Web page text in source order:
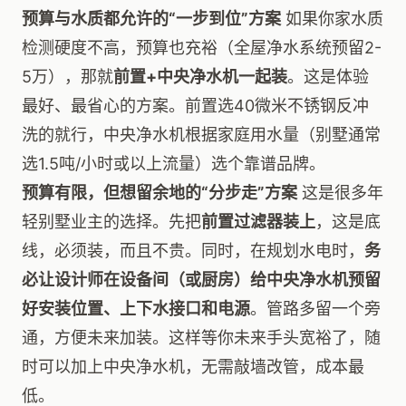
预算与水质都允许的“一步到位”方案 如果你家水质
检测硬度不高，预算也充裕（全屋净水系统预留2-
5万），那就前置+中央净水机一起装。这是体验
最好、最省心的方案。前置选40微米不锈钢反冲
洗的就行，中央净水机根据家庭用水量（别墅通常
选1.5吨/小时或以上流量）选个靠谱品牌。
预算有限，但想留余地的“分步走”方案 这是很多年
轻别墅业主的选择。先把前置过滤器装上，这是底
线，必须装，而且不贵。同时，在规划水电时， 务
必让设计师在设备间（或厨房）给中央净水机预留
好安装位置、上下水接口和电源。管路多留一个旁
通，方便未来加装。这样等你未来手头宽裕了，随
时可以加上中央净水机，无需敲墙改管，成本最
低。